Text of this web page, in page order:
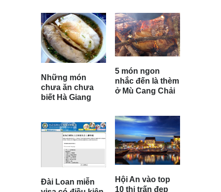
Những món
chưa ăn chưa
biết Hà Giang
Đài Loan miễn
5 món ngon
nhắc đến là thèm
ở Mù Cang Chải
Hội An vào top
10 thị trấn đẹp